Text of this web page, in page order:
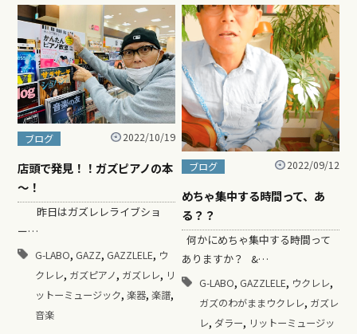
ブログ 2022/10/19
店頭で発見！！ガズピアノの本
～！
昨日はガズレレライブショ
ー…
G-LABO, GAZZ, GAZZLELE, ウ
クレレ, ガズピアノ, ガズレレ, リ
ットーミュージック, 楽器, 楽譜,
音楽
ブログ 2022/09/12
めちゃ集中する時間って、あ
る？？
何かにめちゃ集中する時間って
ありますか？ &…
G-LABO, GAZZLELE, ウクレレ,
ガズのわがままウクレレ, ガズレ
レ, ダラー, リットーミュージッ